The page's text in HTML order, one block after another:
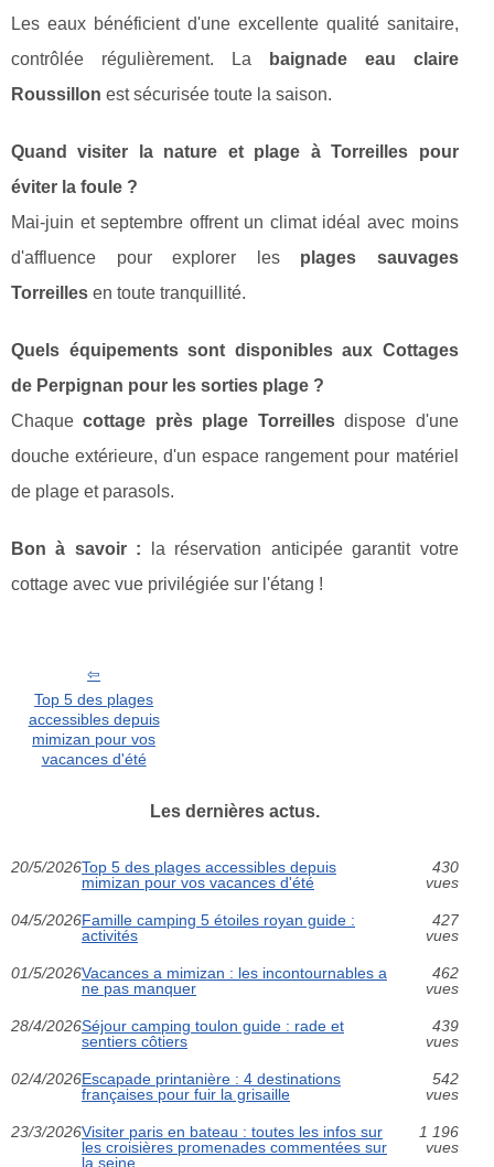
Les eaux bénéficient d'une excellente qualité sanitaire,
contrôlée régulièrement. La
baignade eau claire
Roussillon est sécurisée toute la saison.
Quand visiter la nature et plage à Torreilles pour
éviter la foule ?
Mai-juin et septembre offrent un climat idéal avec moins
d'affluence pour explorer les plages sauvages
Torreilles en toute tranquillité.
Quels équipements sont disponibles aux Cottages
de Perpignan pour les sorties plage ?
Chaquecottage près plage Torreillesdispose d'une
douche extérieure, d'un espace rangement pour matériel
de plage et parasols.
Bon à savoir : la réservation anticipée garantit votre
cottage avec vue privilégiée sur l'étang !
Top 5 des plages
accessibles depuis
mimizan pour vos
vacances d'été
Les dernières actus.
20/5/2026Top 5 des plages accessibles depuis
mimizan pour vos vacances d'été
430
vues
04/5/2026Famille camping 5 étoiles royan guide :
activités
427
vues
01/5/2026Vacances a mimizan : les incontournables a
ne pas manquer
462
vues
28/4/2026Séjour camping toulon guide : rade et
sentiers côtiers
439
vues
02/4/2026Escapade printanière : 4 destinations
françaises pour fuir la grisaille
542
vues
23/3/2026Visiter paris en bateau : toutes les infos sur
les croisières promenades commentées sur
la seine
1 196
vues